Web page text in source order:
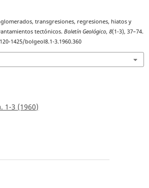
transgresiones, regresiones, hiatos y
tectónicos.Boletín Geológico,8(1-3), 37–74.
1425/bolgeol8.1-3.1960.360
1-3 (1960)